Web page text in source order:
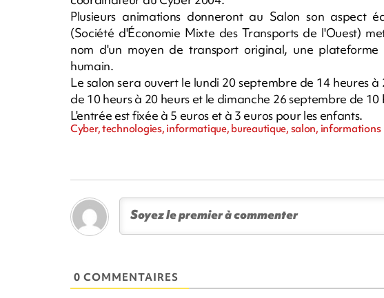
Plusieurs animations donneront au Salon son aspect
(Société d'Économie Mixte des Transports de l'Ouest)
nom d'un moyen de transport original, une
humain.
Le salon sera ouvert le lundi 20 septembre de 14 heures
de 10 heurs à 20 heurs et le dimanche 26 septembre de 10
L'entrée est fixée à 5 euros et à 3 euros pour les enfants.
Cyber, technologies, informatique, bureautique, salon, informations
0 COMMENTAIRES